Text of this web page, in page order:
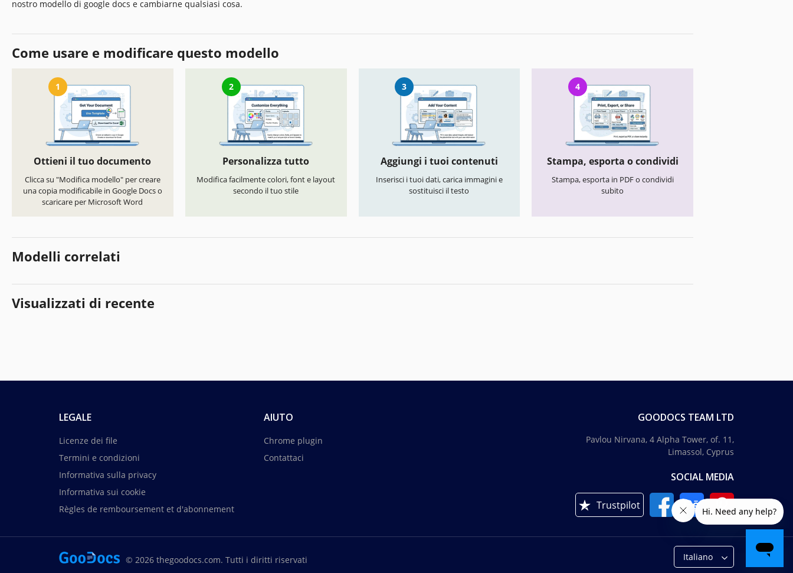
nostro modello di google docs e cambiarne qualsiasi cosa.
Come usare e modificare questo modello
1
Ottieni il tuo documento
Clicca su "Modifica modello" per creare
una copia modificabile in Google Docs o
scaricare per Microsoft Word
2
Personalizza tutto
Modifica facilmente colori, font e layout
secondo il tuo stile
3
Aggiungi i tuoi contenuti
Inserisci i tuoi dati, carica immagini e
sostituisci il testo
4
Stampa, esporta o condividi
Stampa, esporta in PDF o condividi
subito
Modelli correlati
Visualizzati di recente
LEGALE
Licenze dei file
Termini e condizioni
Informativa sulla privacy
Informativa sui cookie
Règles de remboursement et d'abonnement
AIUTO
Chrome plugin
Contattaci
GOODOCS TEAM LTD
Pavlou Nirvana, 4 Alpha Tower, of. 11,
Limassol, Cyprus
SOCIAL MEDIA
Trustpilot
© 2026 thegoodocs.com. Tutti i diritti riservati Italiano